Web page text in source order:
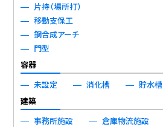
片持（場所打）
移動支保工
鋼合成アーチ
門型
容器
未設定
消化槽
貯水槽
建築
事務所施設
倉庫物流施設